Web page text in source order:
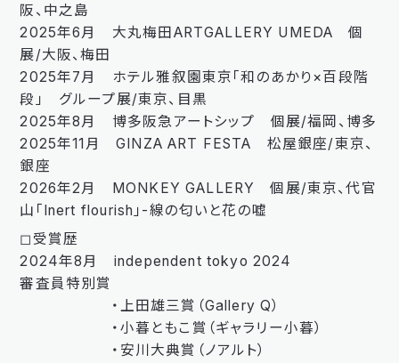
阪、中之島
2025年6月 大丸梅田ARTGALLERY UMEDA 個
展/大阪、梅田
2025年7月 ホテル雅叙園東京「和のあかり×百段階
段」 グループ展/東京、目黒
2025年8月 博多阪急アートシップ 個展/福岡、博多
2025年11月 GINZA ART FESTA 松屋銀座/東京、
銀座
2026年2月 MONKEY GALLERY 個展/東京、代官
山「Inert flourish」-線の匂いと花の嘘
◻︎受賞歴
2024年8月 independent tokyo 2024
審査員特別賞
・上田雄三賞（Gallery Q）
・小暮ともこ賞（ギャラリー小暮）
・安川大典賞（ノアルト）